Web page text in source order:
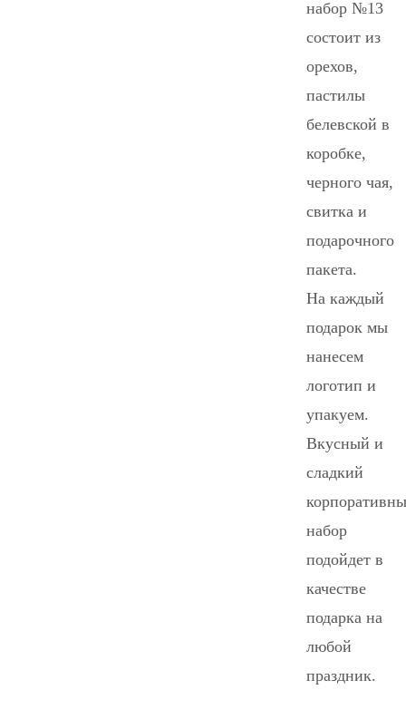
набор №13
состоит из
орехов,
пастилы
белевской в
коробке,
черного чая,
свитка и
подарочного
пакета.
На каждый
подарок мы
нанесем
логотип и
упакуем.
Вкусный и
сладкий
набор
подойдет в
качестве
подарка на
любой
праздник.